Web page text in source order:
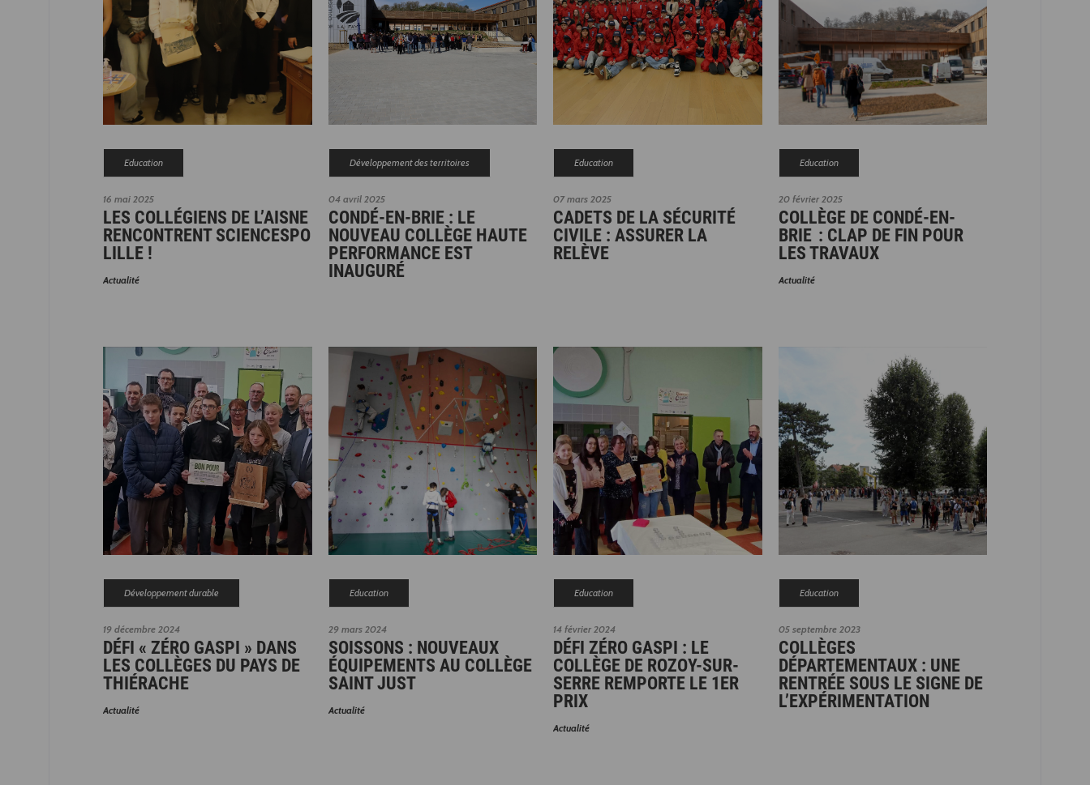
16 mai 2025
Education
LES COLLÉGIENS DE L’AISNE
RENCONTRENT SCIENCESPO
LILLE !
Actualité
04 avril 2025
Développement des territoires
CONDÉ-EN-BRIE : LE
NOUVEAU COLLÈGE HAUTE
PERFORMANCE EST
INAUGURÉ
07 mars 2025
Education
CADETS DE LA SÉCURITÉ
CIVILE : ASSURER LA
RELÈVE
20 février 2025
Education
COLLÈGE DE CONDÉ-EN-
BRIE : CLAP DE FIN POUR
LES TRAVAUX
Actualité
19 décembre 2024
Développement durable
DÉFI « ZÉRO GASPI » DANS
LES COLLÈGES DU PAYS DE
THIÉRACHE
Actualité
29 mars 2024
Education
SOISSONS : NOUVEAUX
ÉQUIPEMENTS AU COLLÈGE
SAINT JUST
Actualité
14 février 2024
Education
DÉFI ZÉRO GASPI : LE
COLLÈGE DE ROZOY-SUR-
SERRE REMPORTE LE 1ER
PRIX
Actualité
05 septembre 2023
Education
COLLÈGES
DÉPARTEMENTAUX : UNE
RENTRÉE SOUS LE SIGNE DE
L’EXPÉRIMENTATION